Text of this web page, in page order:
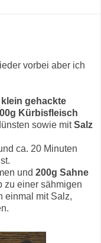
vorbei aber ich
klein gehackte
Kürbisfleisch
sowie mitSalz
ca. 20 Minuten
und 200g Sahne
zu einer sähmigen
einmal mit Salz,